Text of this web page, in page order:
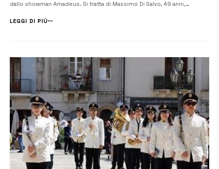
dallo showman Amadeus. Si tratta di Massimo Di Salvo, 49 anni,
tradizionali siciliani. Il suo legame profondo con le tradizioni popolari
LEGGI DI PIÙ